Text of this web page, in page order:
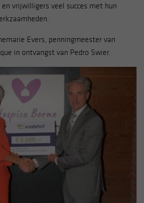
vrijwilligers veel succes met hun
Evers, penningmeester van
in ontvangst van Pedro Swier.